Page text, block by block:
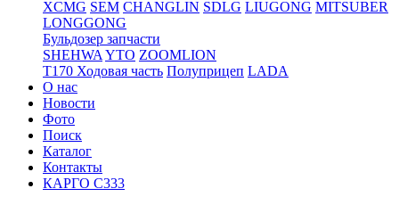
XCMG SEM CHANGLIN SDLG LIUGONG MITSUBER
LONGGONG
Бульдозер запчасти
SHEHWA YTO ZOOMLION
T170 Ходовая часть Полуприцеп LADA
О нас
Новости
Фото
Поиск
Каталог
Контакты
КАРГО С333